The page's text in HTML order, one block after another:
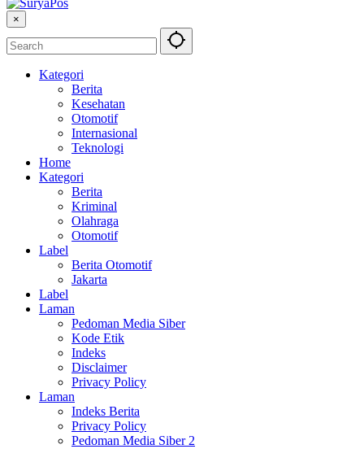
×
Kategori
Berita
Kesehatan
Otomotif
Internasional
Teknologi
Home
Kategori
Berita
Kriminal
Olahraga
Otomotif
Label
Berita Otomotif
Jakarta
Label
Laman
Pedoman Media Siber
Kode Etik
Indeks
Disclaimer
Privacy Policy
Laman
Indeks Berita
Privacy Policy
Pedoman Media Siber 2